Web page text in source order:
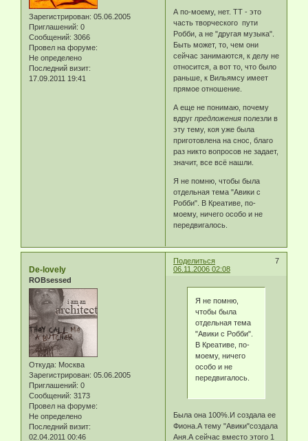
Зарегистрирован: 05.06.2005
Приглашений: 0
Сообщений: 3066
Провел на форуме:
Не определено
Последний визит:
17.09.2011 19:41
А по-моему, нет. ТТ - это
часть творческого пути
Робби, а не "другая музыка".
Быть может, то, чем они
сейчас занимаются, к делу не
относится, а вот то, что было
раньше, к Вильямсу имеет
прямое отношение.
А еще не понимаю, почему
вдругпредложения полезли в
эту тему, коя уже была
приготовлена на снос, благо
раз никто вопросов не задает,
значит, все всё нашли.
Я не помню, чтобы была
отдельная тема "Авики с
Робби". В Креативе, по-
моему, ничего особо и не
передвигалось.
Поделиться
7
06.11.2006 02:08
De-lovely
ROBsessed
Откуда: Москва
Зарегистрирован: 05.06.2005
Приглашений: 0
Сообщений: 3173
Провел на форуме:
Не определено
Последний визит:
02.04.2011 00:46
Я не помню,
чтобы была
отдельная тема
"Авики с Робби".
В Креативе, по-
моему, ничего
особо и не
передвигалось.
Была она 100%.И создала ее
Фиона.А тему "Авики"создала
Аня.А сейчас вместо этого 1